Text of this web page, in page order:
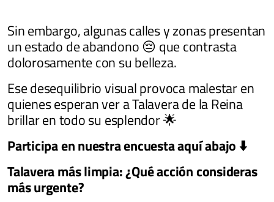
Sin embargo, algunas calles y zonas presentan
un estado de abandono 😔 que contrasta
dolorosamente con su belleza.
Ese desequilibrio visual provoca malestar en
quienes esperan ver a Talavera de la Reina
brillar en todo su esplendor 🌟
Participa en nuestra encuesta aquí abajo ⬇️
Talavera más limpia: ¿Qué acción consideras
más urgente?